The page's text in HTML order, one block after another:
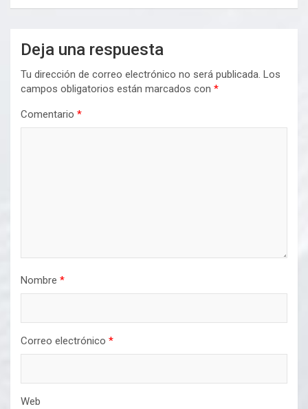
Deja una respuesta
Tu dirección de correo electrónico no será publicada. Los
campos obligatorios están marcados con *
Comentario *
Nombre *
Correo electrónico *
Web